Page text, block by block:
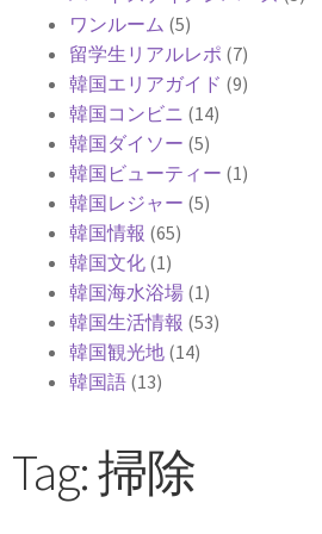
ワンルーム (5)
留学生リアルレポ (7)
韓国エリアガイド (9)
韓国コンビニ (14)
韓国ダイソー (5)
韓国ビューティー (1)
韓国レジャー (5)
韓国情報 (65)
韓国文化 (1)
韓国海水浴場 (1)
韓国生活情報 (53)
韓国観光地 (14)
韓国語 (13)
Tag: 掃除